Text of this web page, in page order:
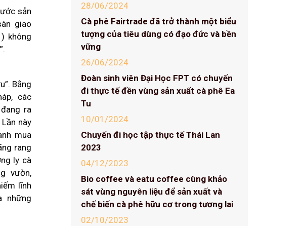
sản
giao
không
Bằng
các
ra
này
mua
rang
ly cà
vườn,
lĩnh
những
28/06/2024
Cà phê Fairtrade đã trở thành một biểu
tượng của tiêu dùng có đạo đức và bền
vững
26/06/2024
Đoàn sinh viên Đại Học FPT có chuyến
đi thực tế đền vùng sản xuất cà phê Ea
Tu
10/01/2024
Chuyến đi học tập thực tế Thái Lan
2023
04/12/2023
Bio coffee và eatu coffee cùng khảo
sát vùng nguyên liệu để sản xuất và
chế biến cà phê hữu cơ trong tương lai
02/10/2023